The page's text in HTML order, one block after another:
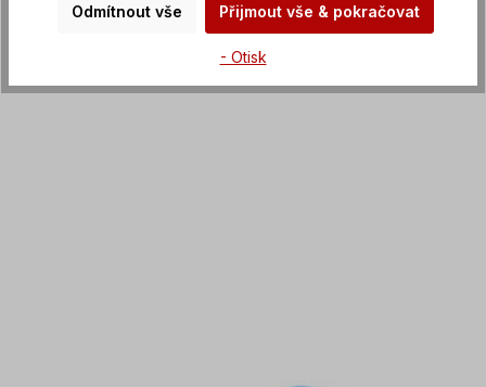
Šnekové motory
Frekvenční měnič
Odmítnout vše Přijmout vše & pokračovat
- Otisk